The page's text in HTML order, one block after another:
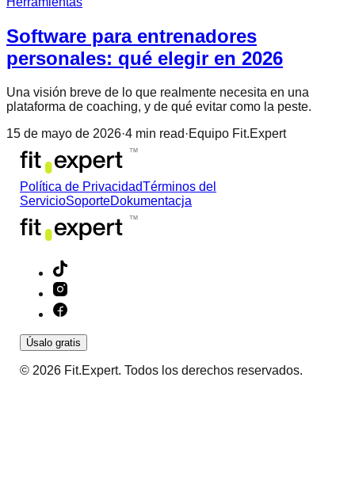
Software para entrenadores
personales: qué elegir en 2026
Una visión breve de lo que realmente necesita en una
plataforma de coaching, y de qué evitar como la peste.
15 de mayo de 2026·4 min read ·Equipo Fit.Expert
Política de PrivacidadTérminos del
ServicioSoporteDokumentacja
Úsalo gratis
© 2026 Fit.Expert. Todos los derechos reservados.